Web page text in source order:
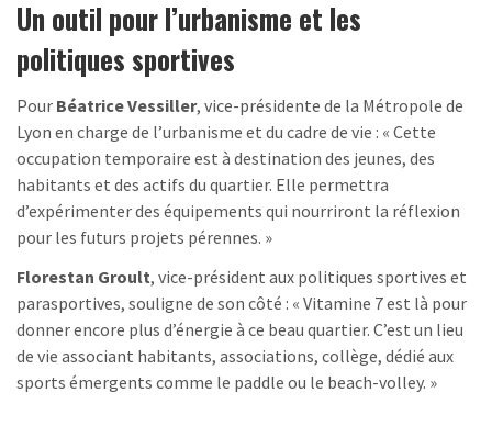
Un outil pour l’urbanisme et les
politiques sportives
Pour Béatrice Vessiller, vice-présidente de la Métropole de
Lyon en charge de l’urbanisme et du cadre de vie : « Cette
occupation temporaire est à destination des jeunes, des
habitants et des actifs du quartier. Elle permettra
d’expérimenter des équipements qui nourriront la réflexion
pour les futurs projets pérennes. »
Florestan Groult, vice-président aux politiques sportives et
parasportives, souligne de son côté : « Vitamine 7 est là pour
donner encore plus d’énergie à ce beau quartier. C’est un lieu
de vie associant habitants, associations, collège, dédié aux
sports émergents comme le paddle ou le beach-volley. »